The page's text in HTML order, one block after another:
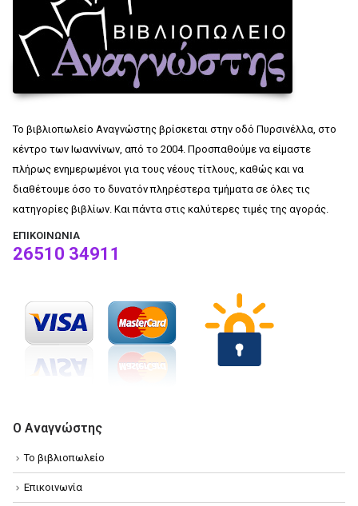
Το βιβλιοπωλείο Αναγνώστης βρίσκεται στην οδό Πυρσινέλλα, στο
κέντρο των Ιωαννίνων, από το 2004. Προσπαθούμε να είμαστε
πλήρως ενημερωμένοι για τους νέους τίτλους, καθώς και να
διαθέτουμε όσο το δυνατόν πληρέστερα τμήματα σε όλες τις
κατηγορίες βιβλίων. Και πάντα στις καλύτερες τιμές της αγοράς.
ΕΠΙΚΟΙΝΩΝΊΑ
26510 34911
Ο Αναγνώστης
Το βιβλιοπωλείο
Επικοινωνία